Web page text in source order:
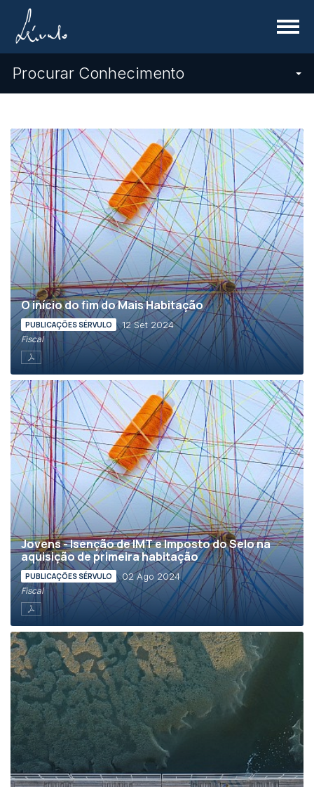
Menu
Procurar Conhecimento
O início do fim do Mais Habitação
PUBLICAÇÕES SÉRVULO 12 Set 2024
Fiscal
Jovens - Isenção de IMT e Imposto do Selo na
aquisição de primeira habitação
PUBLICAÇÕES SÉRVULO 02 Ago 2024
Fiscal